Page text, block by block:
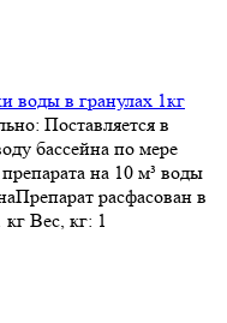
воды в гранулах 1кг
Поставляется в
бассейна по мере
на 10 м³ воды
расфасован в
кг Вес, кг: 1